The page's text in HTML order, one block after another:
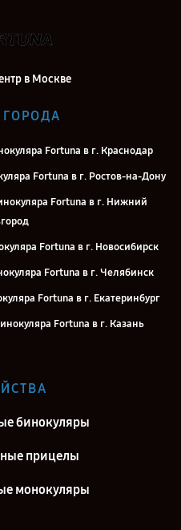
в Москве
Fortuna в г. Краснодар
Fortuna в г. Ростов-на-Дону
Fortuna в г. Нижний
Fortuna в г. Новосибирск
Fortuna в г. Челябинск
Fortuna в г. Екатеринбург
Fortuna в г. Казань
Fortuna в г. Киров
Fortuna в г. Санкт-Петербург
бинокуляры
прицелы
монокуляры